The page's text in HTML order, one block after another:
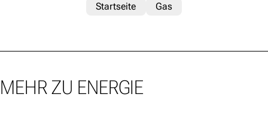
Startseite
Gas
MEHR ZU ENERGIE